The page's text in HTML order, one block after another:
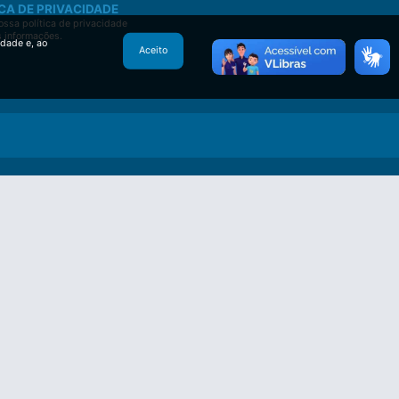
DE PRIVACIDADE
política de privacidade
informações.
e, ao
Aceito